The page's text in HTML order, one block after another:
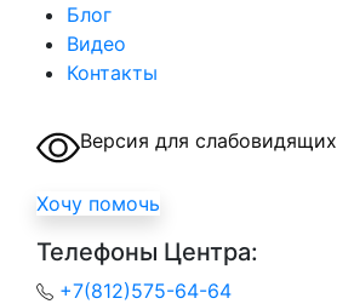
Блог
Видео
Контакты
Версия для слабовидящих
Хочу помочь
Телефоны Центра:
+7(812)575-64-64